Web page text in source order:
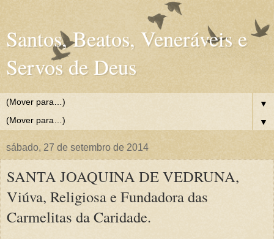
Santos, Beatos, Veneráveis e
Servos de Deus
▼
▼
sábado, 27 de setembro de 2014
SANTA JOAQUINA DE VEDRUNA,
Viúva, Religiosa e Fundadora das
Carmelitas da Caridade.